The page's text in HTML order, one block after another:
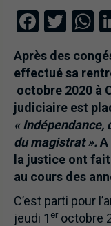
Après des
effectué sa
octobre 2020 à
judiciaire est
«
du magistrat ».
la justice ont
au cours des
C’est parti pour
jeudi 1 eroctobre